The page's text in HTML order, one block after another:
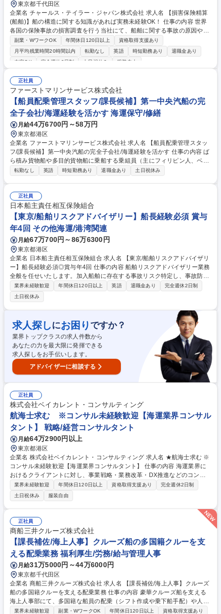
東京都千代田区
企業名 チャールス・テイラー・ジャパン株式会社 求人名 【損害保険精算
(船舶)】船の構造に関する知識があれば実務未経験OK！ 仕事の内容 世界
各国の保険事故の損害調査を行う当社にて、船舶に関する事故の原因や損
害額について調査し、英語での報告書の作成をお任せします。保険損害調
査という希少性が高い専門的なスキルを身に着けることが可能です。 【業
務の流れ】 (1)保険会社からの事故調査依頼(2)調査会社や海外Gr会社を通
(4)事故原因や損害額、支払うべき保険金額を報告書として提出 ※習熟度
により当社海外オフィスでの研修へご参加頂く可能性があります。 ※海損
精算人とは：船舶が海難事故に遭遇した際に、船会社と荷主が最終的に負
担する費用の算定を行う専門家。 募集職種 【損害保険精算(船舶)】船の構
造に関する知識があれば実務未経験OK！
副業・WワークOK 年間休日120日以上
資格取得支援あり
月平均残業時間20時間以内
転勤なし 英語 時短勤務あり
退職金あり
在宅OK
完全週休2日制 土日祝休み 服装自由
正社員
ファーストマリンサービス株式会社
【船員配乗管理スタッフ/課長候補】第一中央汽船の完
全子会社/海運経験を活かす 海運保守/修繕
月給44万6700円～58万円
東京都港区
企業名 ファーストマリンサービス株式会社 求人名 【船員配乗管理スタッ
フ/課長候補】第一中央汽船の完全子会社/海運経験を活かす 仕事の内容 ば
ら積み貨物船や多目的貨物船に乗船する乗組員（主にフィリピン人、ベト
ナム人、ミャンマー人）の配乗や労務管理に関する、下記業務を行ってい
の乗下船手配や組合手続きおよび船用金の送金等 ･長年の実績に基づく確
かなノウハウを活かした船員への安全教育 ･配属部署におけるメンバーの
育成支援および業務効率化の推進 ･組織課題の解決に向けた施策の立案や
体制構築の推進に携わる ･海外のマンニング会社との強固なパートナーシ
ップの構築維持 募集職種 【船員配乗管理スタッフ/課長候補】第一中央汽
船の完全子会社/海運経験を活かす
転勤なし 英語 時短勤務あり 退職金あり 土日祝休み
正社員
日本船主責任相互保険組合
【東京/船舶リスクアドバイザリー】船長経験必須 賞与
年4回 その他海運/港湾関連
月給67万700円～86万6300円
東京都港区
企業名 日本船主責任相互保険組合 求人名 【東京/船舶リスクアドバイザリ
ー】船長経験必須◎賞与年4回 仕事の内容 船舶リスクアドバイザリー業務
全般を任せいたします。加入船舶に存在する事故リスク特定し、事故防止
のアドバイスを行っていただきます。 ★船舶の運航の安全確保に貢献でき
るやりがいのある仕事です。 【詳細】船舶の事故が起こらないように、セ
ミナーや啓もうを行うチームです。船舶に関するディスカッションや、本
船の運航状況や、労働環境に起因する事故リスクを特定し、レポート作成
し、報告いただきます。スキーム作りからお任せいたします。 出張：検船
のため国内外の出張あり。検船は半日程度。 募集職種 【東京/船舶リスク
アドバイザリー】船長経験必須◎賞与年4回
業界未経験歓迎 年間休日120日以上 英語 退職金あり
完全週休2日制
土日祝休み
求人探しにお困り ですか？
業界トップクラスの求人件数から
あなたの力を最大限に発揮できる
求人探しをお手伝いします。
アドバイザーに相談する
正社員
株式会社ベイカレント・コンサルティング
航海士求む ※コンサル未経験歓迎【海運業界コンサル
タント】 戦略/経営コンサルタント
月給64万2900円以上
東京都港区
企業名 株式会社ベイカレント・コンサルティング 求人名 ★航海士求む ※
コンサル未経験歓迎【海運業界コンサルタント】 仕事の内容 海運業界に
おけるクライアントに対し、事業戦略・業務改革・DX推進などのコンサ
ルティング業務を担当いただきます。業界の構造変革をテーマに、戦略立
案から実行支援まで一貫して関与いただきます。 【具体的には】 ■AIやデ
ータを活用した業務効率化・オペレーション最適化■脱炭素や新燃料対応
に向けた投資・成長戦略の策定■M&Aや事業ポートフォリオ再構築などの
ビジネスモデル変革■IT／DX戦略、データ活用基盤の構築■業務プロセス
改革・全社横断の効率化推進 ★採用パンフレットも是非ご覧ください★
募集職種 ★航海士求む ※コンサル未経験歓迎【海運業界コンサルタン
ト】
業界未経験歓迎 年間休日120日以上 資格取得支援あり
完全週休2日制
土日祝休み
服装自由
正社員
商船三井クルーズ株式会社
【課長補佐/海上人事】クルーズ船の多国籍クルーを支
える配乗業務 福利厚生/労務/給与管理人事
月給31万5000円～44万6000円
東京都千代田区
企業名 商船三井クルーズ株式会社 求人名 【課長補佐/海上人事】クルーズ
船の多国籍クルーを支える配乗業務 仕事の内容 豪華クルーズ船を支える
海上人事部にて、多国籍な船員の配乗（シフト作成や乗下船手配）や人件
費管理をお任せします。船上の円滑なオペレーションを支える組織の要と
業界未経験歓迎 副業・WワークOK 年間休日120日以上
資格取得支援あり